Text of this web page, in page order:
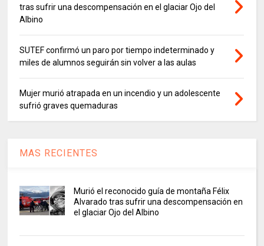
tras sufrir una descompensación en el glaciar Ojo del
Albino
SUTEF confirmó un paro por tiempo indeterminado y
miles de alumnos seguirán sin volver a las aulas
Mujer murió atrapada en un incendio y un adolescente
sufrió graves quemaduras
MAS RECIENTES
Murió el reconocido guía de montaña Félix
Alvarado tras sufrir una descompensación en
el glaciar Ojo del Albino